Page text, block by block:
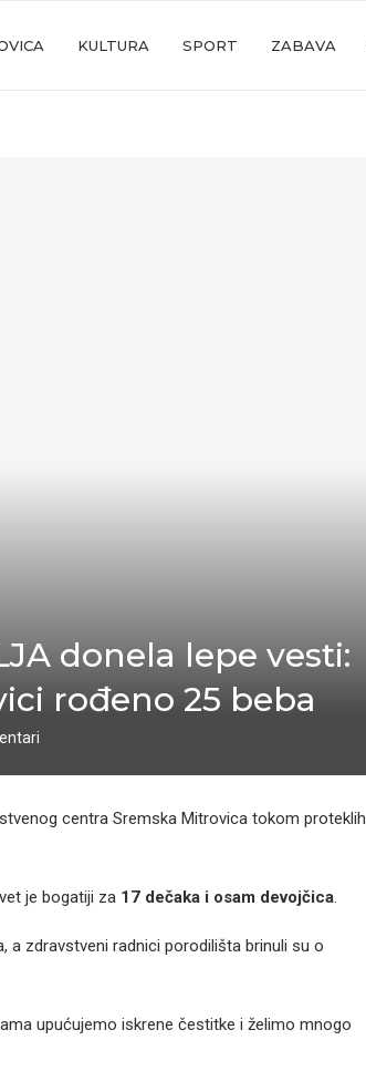
KULTURA SPORT ZABAVA
donela lepe vesti:
rođeno 25 beba
centra Sremska Mitrovica tokom proteklih
je bogatiji za 17 dečaka i osam devojčica.
a zdravstveni radnici porodilišta brinuli su o
upućujemo iskrene čestitke i želimo mnogo